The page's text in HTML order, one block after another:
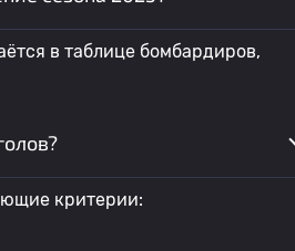
в таблице бомбардиров,
критерии: